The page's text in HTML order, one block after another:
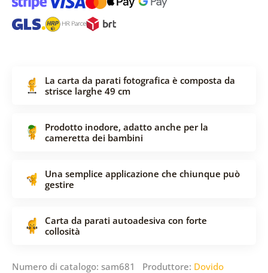
La carta da parati fotografica è composta da
strisce larghe 49 cm
Prodotto inodore, adatto anche per la
cameretta dei bambini
Una semplice applicazione che chiunque può
gestire
Carta da parati autoadesiva con forte
collosità
Numero di catalogo: sam681 Produttore: Dovido